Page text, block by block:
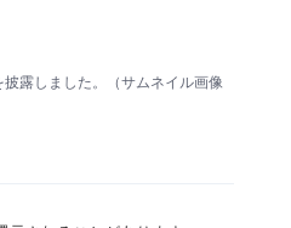
露しました。（サムネイル画像